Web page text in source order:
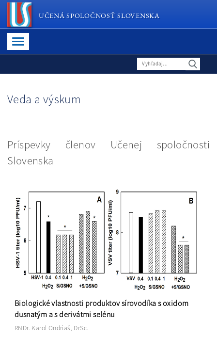
UČENÁ SPOLOČNOSŤ SLOVENSKA
Veda a výskum
Príspevky členov Učenej spoločnosti
Slovenska
Biologické vlastnosti produktov sírovodíka s oxidom
dusnatým a s derivátmi selénu
RNDr. Karol Ondriaš, DrSc.